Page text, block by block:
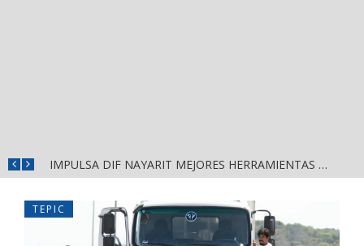
IMPULSA DIF NAYARIT MEJORES HERRAMIENTAS DE APRENDIZAJE PARA ESCUELAS DE CUATRO MUNICIPIOS
TEPIC